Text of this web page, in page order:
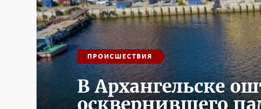
ПРОИСШЕСТВИЯ
В Архангельске
осквернившего